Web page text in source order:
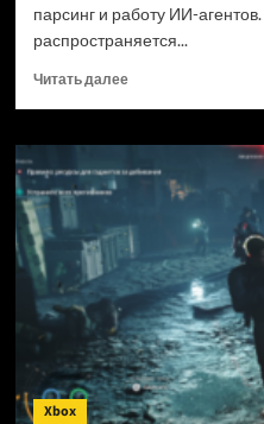
парсинг и работу ИИ-
распространяется...
Читать далееПрочитать
Новый
браузер
помогает
ботам
обходить
антибот-
защиту
—
и
грузит
страницы
в
Xbox